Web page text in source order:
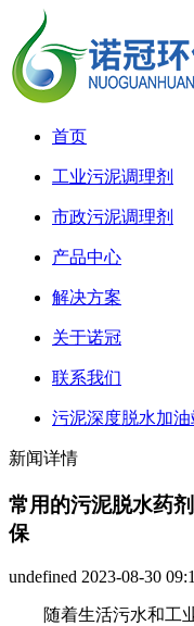
首页
工业污泥调理剂
市政污泥调理剂
产品中心
解决方案
关于诺冠
联系我们
污泥深度脱水加油
新闻详情
常用的污泥脱水药
保
undefined 2023-08-30
随着生活污水和工